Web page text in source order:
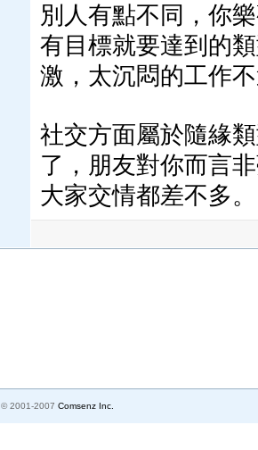
別人有點不同，你
有目標就要達到的
激，太沉悶的工作
社交方面屬於隨緣
了，朋友對你而言
大家交情都差不多。
© 2001-2007 Comsenz Inc.